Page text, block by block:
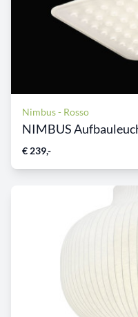
Nimbus - Rosso
NIMBUS
€ 239,-